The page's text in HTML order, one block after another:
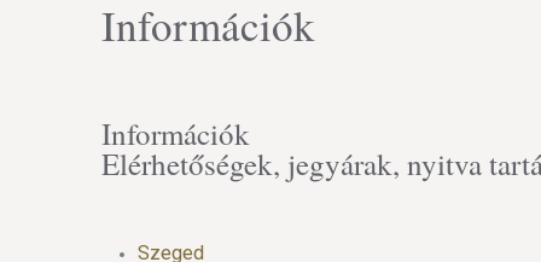
Információk
Információk
Elérhetőségek, jegyárak, nyitva
Szeged